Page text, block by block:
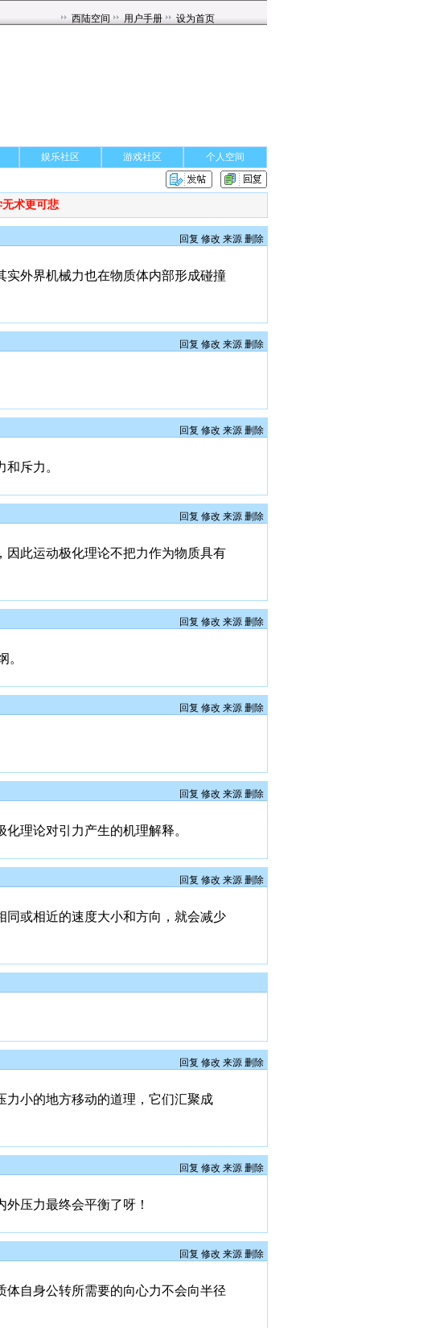
娱乐社区 游戏社区
个人空间
术更可悲
回复 修改 来源 删除
外界机械力也在物质体内部形成碰撞
回复 修改 来源 删除
回复 修改 来源 删除
斥力。
回复 修改 来源 删除
因此运动极化理论不把力作为物质具有
回复 修改 来源 删除
。
回复 修改 来源 删除
回复 修改 来源 删除
理论对引力产生的机理解释。
回复 修改 来源 删除
或相近的速度大小和方向，就会减少
回复 修改 来源 删除
小的地方移动的道理，它们汇聚成
回复 修改 来源 删除
压力最终会平衡了呀！
回复 修改 来源 删除
自身公转所需要的向心力不会向半径